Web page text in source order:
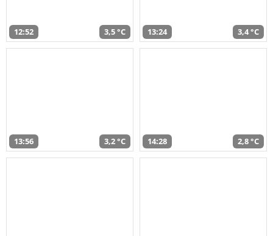
12:52 3,5 °C 13:24 3,4 °C
13:56 3,2 °C 14:28 2,8 °C